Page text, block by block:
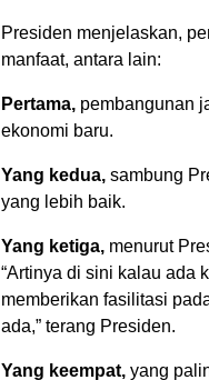
Presiden menjelaskan,
manfaat, antara lain:
Pertama, pembangunan
ekonomi baru.
Yang kedua, sambung
yang lebih baik.
Yang ketiga, menurut
“Artinya di sini kalau ada
memberikan fasilitasi
ada,” terang Presiden.
Yang keempat, yang